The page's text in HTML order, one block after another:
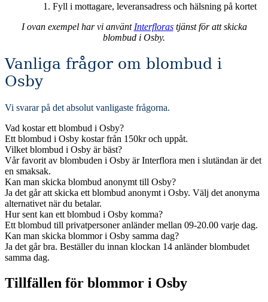
Fyll i mottagare, leveransadress och hälsning på kortet
I ovan exempel har vi använt Interflorastjänst för att skicka
blombud i Osby.
Vanliga frågor om blombud i
Osby
Vi svarar på det absolut vanligaste frågorna.
Vad kostar ett blombud i Osby?
Ett blombud i Osby kostar från 150kr och uppåt.
Vilket blombud i Osby är bäst?
Vår favorit av blombuden i Osby är Interflora men i slutändan är det
en smaksak.
Kan man skicka blombud anonymt till Osby?
Ja det går att skicka ett blombud anonymt i Osby. Välj det anonyma
alternativet när du betalar.
Hur sent kan ett blombud i Osby komma?
Ett blombud till privatpersoner anländer mellan 09-20.00 varje dag.
Kan man skicka blommor i Osby samma dag?
Ja det går bra. Beställer du innan klockan 14 anländer blombudet
samma dag.
Tillfällen för blommor i Osby